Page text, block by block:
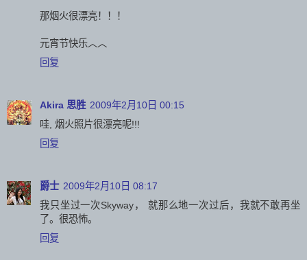
那烟火很漂亮！！！
元宵节快乐︿︿
回复
Akira 思胜 2009年2月10日 00:15
哇, 烟火照片很漂亮呢!!!
回复
爵士 2009年2月10日 08:17
我只坐过一次Skyway， 就那么地一次过后，我就不敢再坐
了。很恐怖。
回复